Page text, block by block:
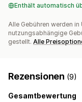
Enthält automatisch
Alle Gebühren werden
nutzungsabhängige
gestellt. Alle
Rezensionen (9)
Gesamtbewertung